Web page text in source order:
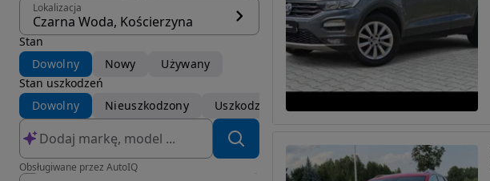
Lokalizacja
Czarna Woda, Kościerzyna
Stan
Dowolny
Nowy
Używany
Stan uszkodzeń
Dowolny
Nieuszkodzony Uszkodzony
Obsługiwane przez AutoIQ